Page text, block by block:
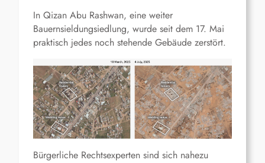
In Qizan Abu Rashwan, eine weiter
Bauernsieldungsiedlung, wurde seit dem 17. Mai
praktisch jedes noch stehende Gebäude zerstört.
Bürgerliche Rechtsexperten sind sich nahezu